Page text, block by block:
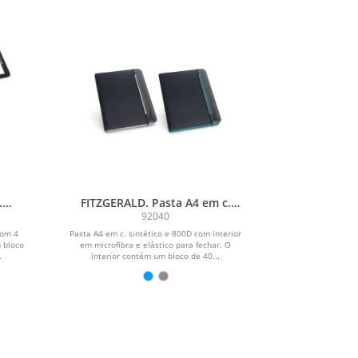
4
bloco
FITZGERALD. Pasta A4 em c.
sintético e 800D, com interior
em microfibra e bloco com
páginas pautadas
92040
Pasta A4 em c. sintético e 800D com interior
em microfibra e elástico para fechar. O
interior contém um bloco de 40...